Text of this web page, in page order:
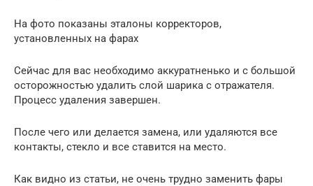
На фото показаны эталоны корректоров,
установленных на фарах
Сейчас для вас необходимо аккуратненько и с большой
осторожностью удалить слой шарика с отражателя.
Процесс удаления завершен.
После чего или делается замена, или удаляются все
контакты, стекло и все ставится на место.
Как видно из статьи, не очень трудно заменить фары